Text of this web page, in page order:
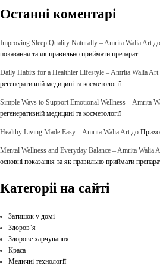
Останні коментарі
Improving Sleep Quality Naturally – Amrita Walia Art до
показання та як правильно приймати препарат
Daily Habits for a Healthier Lifestyle – Amrita Walia Art
регенеративній медицині та косметології
Simple Ways to Support Emotional Wellness – Amrita
регенеративній медицині та косметології
Healthy Living Made Easy – Amrita Walia Art до
Mental Wellness and Everyday Balance – Amrita Walia
основні показання та як правильно приймати
Категоріі на сайті
Затишок у домі
Здоров`я
Здорове харчування
Краса
Медичні технології